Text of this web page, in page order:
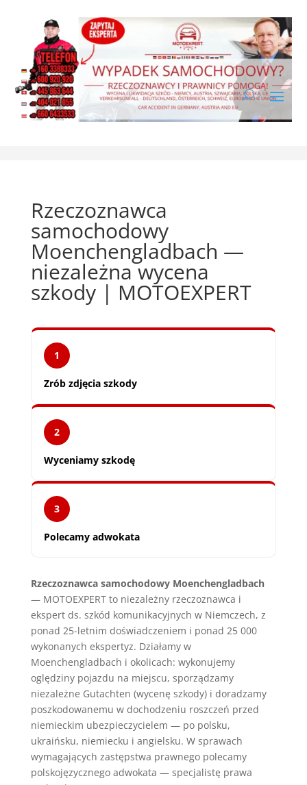
Rzeczoznawca
samochodowy
Moenchengladbach —
niezależna wycena
szkody | MOTOEXPERT
1
Zrób zdjęcia szkody
2
Wyceniamy szkodę
3
Polecamy adwokata
Rzeczoznawca samochodowy Moenchengladbach
— MOTOEXPERT to niezależny rzeczoznawca i
ekspert ds. szkód komunikacyjnych w Niemczech, z
ponad 25-letnim doświadczeniem i ponad 25 000
wykonanych ekspertyz. Działamy w
Moenchengladbach i okolicach: wykonujemy
oględziny pojazdu na miejscu, sporządzamy
niezależne Gutachten (wycenę szkody) i doradzamy
poszkodowanemu w dochodzeniu roszczeń przed
niemieckim ubezpieczycielem — po polsku,
ukraińsku, niemiecku i angielsku. W sprawach
wymagających zastępstwa prawnego polecamy
polskojęzycznego adwokata — specjalistę prawa